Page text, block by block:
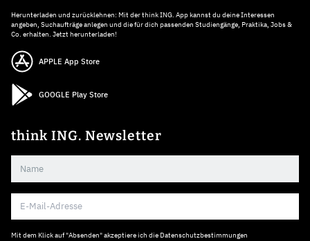
Herunterladen und zurücklehnen: Mit der think ING. App kannst du deine Interessen
angeben, Suchaufträge anlegen und die für dich passenden Studiengänge, Praktika, Jobs &
Co. erhalten. Jetzt herunterladen!
APPLE App Store
GOOGLE Play Store
think ING. Newsletter
Mit dem Klick auf "Absenden" akzeptiere ich die Datenschutzbestimmungen